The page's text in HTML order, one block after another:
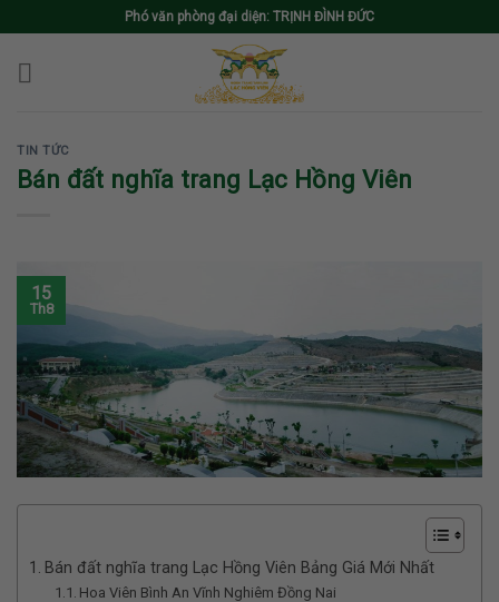
to
content
Phó văn phòng đại diện: TRỊNH ĐÌNH ĐỨC
TIN TỨC
Bán đất nghĩa trang Lạc Hồng Viên
15
Th8
Bán đất nghĩa trang Lạc Hồng Viên Bảng Giá Mới Nhất
Hoa Viên Bình An Vĩnh Nghiêm Đồng Nai